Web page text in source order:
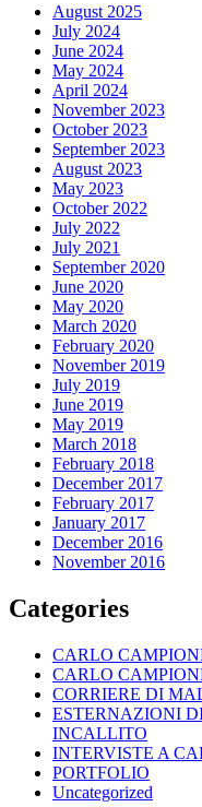
August 2025
July 2024
June 2024
May 2024
April 2024
November 2023
October 2023
September 2023
August 2023
May 2023
October 2022
July 2022
July 2021
September 2020
June 2020
May 2020
March 2020
February 2020
November 2019
July 2019
June 2019
May 2019
March 2018
February 2018
December 2017
February 2017
January 2017
December 2016
November 2016
Categories
CARLO
CARLO
CORRIERE DI
ESTERNAZIONI
INCALLITO
INTERVISTE A
PORTFOLIO
Uncategorized